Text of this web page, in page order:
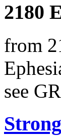
2180
from
see